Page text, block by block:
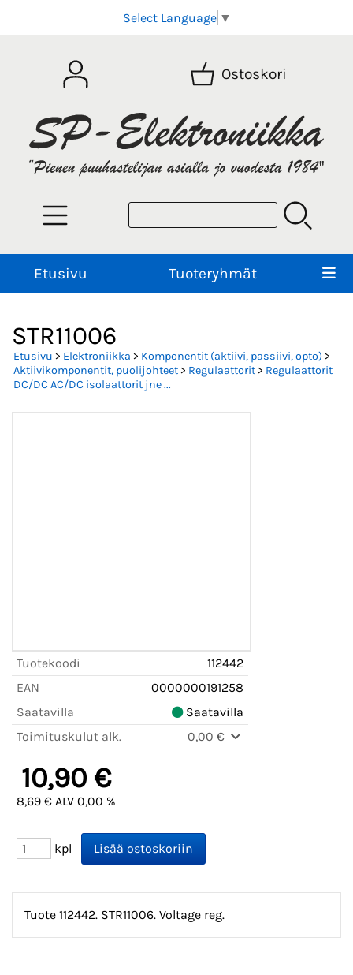
Select Language ▼
Ostoskori
Etusivu Tuoteryhmät
STR11006
Etusivu > Elektroniikka > Komponentit (aktiivi, passiivi, opto) >
Aktiivikomponentit, puolijohteet> Regulaattorit> Regulaattorit
DC/DC AC/DC isolaattorit jne ...
Tuotekoodi
112442
EAN
0000000191258
Saatavilla
Saatavilla
Toimituskulut alk.
0,00 €
10,90 €
8,69 € ALV 0,00 %
kpl
Tuote 112442. STR11006. Voltage reg.